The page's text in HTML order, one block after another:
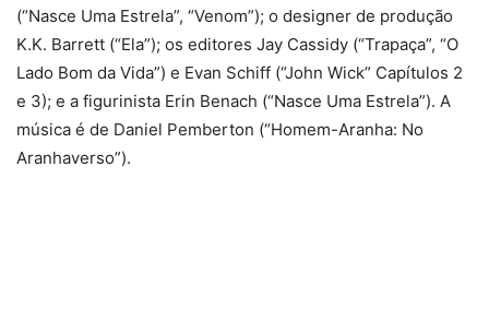
(“Nasce Uma Estrela”, “Venom”); o designer de produção
K.K. Barrett (“Ela”); os editores Jay Cassidy (“Trapaça”, “O
Lado Bom da Vida”) e Evan Schiff (“John Wick” Capítulos 2
e 3); e a figurinista Erin Benach (“Nasce Uma Estrela”). A
música é de Daniel Pemberton (“Homem-Aranha: No
Aranhaverso”).